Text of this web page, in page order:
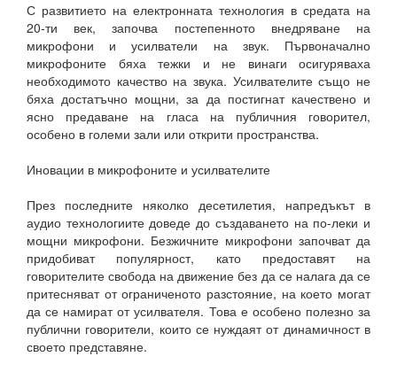
С развитието на електронната технология в средата на
20-ти век, започва постепенното внедряване на
микрофони и усилватели на звук. Първоначално
микрофоните бяха тежки и не винаги осигуряваха
необходимото качество на звука. Усилвателите също не
бяха достатъчно мощни, за да постигнат качествено и
ясно предаване на гласа на публичния говорител,
особено в големи зали или открити пространства.
Иновации в микрофоните и усилвателите
През последните няколко десетилетия, напредъкът в
аудио технологиите доведе до създаването на по-леки и
мощни микрофони. Безжичните микрофони започват да
придобиват популярност, като предоставят на
говорителите свобода на движение без да се налага да се
притесняват от ограниченото разстояние, на което могат
да се намират от усилвателя. Това е особено полезно за
публични говорители, които се нуждаят от динамичност в
своето представяне.